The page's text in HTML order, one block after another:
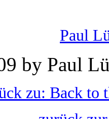
Paul
by Paul
zu: Back to